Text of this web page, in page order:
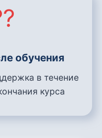
обучения
в течение
курса